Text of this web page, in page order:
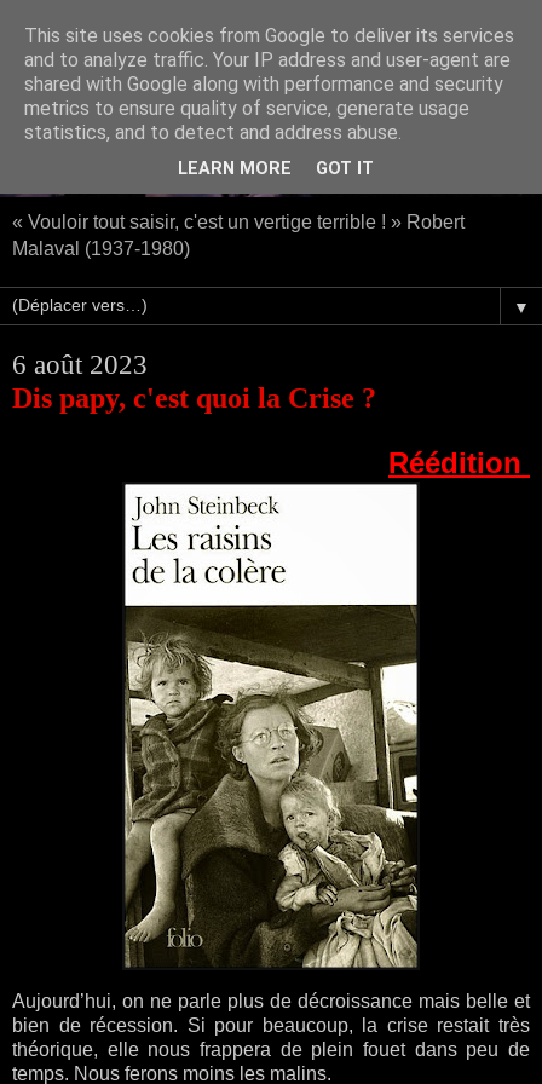
« Vouloir tout saisir, c'est un vertige terrible ! » Robert
Malaval (1937-1980)
▼
6 août 2023
Dis papy, c'est quoi la Crise ?
Réédition
Aujourd’hui, on ne parle plus de décroissance mais belle et
bien de récession. Si pour beaucoup, la crise restait très
théorique, elle nous frappera de plein fouet dans peu de
temps. Nous ferons moins les malins.
This site uses cookies from Google to deliver its services
and to analyze traffic. Your IP address and user-agent are
shared with Google along with performance and security
metrics to ensure quality of service, generate usage
statistics, and to detect and address abuse.
LEARN MORE GOT IT